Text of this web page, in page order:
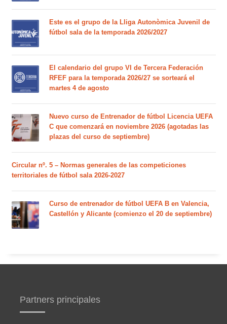
Este es el grupo de la Lliga Autonòmica Juvenil de
fútbol sala de la temporada 2026/2027
El calendario del grupo VI de Tercera Federación
RFEF para la temporada 2026/27 se sorteará el
martes 4 de agosto
Nuevo curso de Entrenador de fútbol Licencia UEFA
C que comenzará en noviembre 2026 (agotadas las
plazas del curso de septiembre)
Circular nº. 5 – Normas generales de las competiciones
territoriales de fútbol sala 2026-2027
Curso de entrenador de fútbol UEFA B en Valencia,
Castellón y Alicante (comienzo el 20 de septiembre)
Partners principales